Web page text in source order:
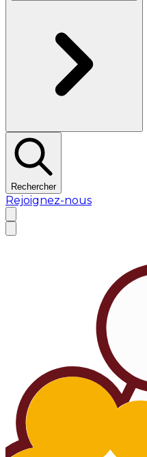
Rechercher
Rejoignez-nous